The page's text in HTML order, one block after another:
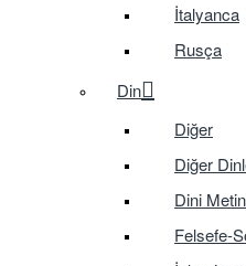
İtalyanca
Rusça
Din
Diğer
Diğer
Dini
Felsefe-